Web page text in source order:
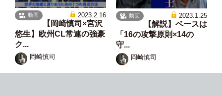
動画 2023.2.16
【岡崎慎司×宮沢
悠生】欧州CL常連の強豪
ク...
岡崎慎司
動画 2023.1.25
【解説】ベースは
「16の攻撃原則×14の
守...
岡崎慎司